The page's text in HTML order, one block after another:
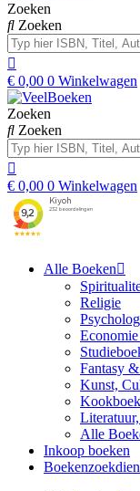
Zoeken
Zoeken
€ 0,00 0 Winkelwagen
Zoeken
Zoeken
€ 0,00 0 Winkelwagen
Alle Boeken
Religie
Fantasy
Kunst,
Alle
Inkoop boeken